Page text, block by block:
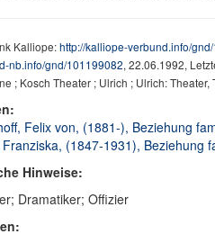
Kalliope:http://kalliope-verbund.info/
nb.info/gnd/101199082, 22.06.1992,
; Kosch Theater ; Ulrich ; Ulrich:
Felix von, (1881-), Beziehung
(1847-1931), Beziehung
Hinweise:
Dramatiker; Offizier